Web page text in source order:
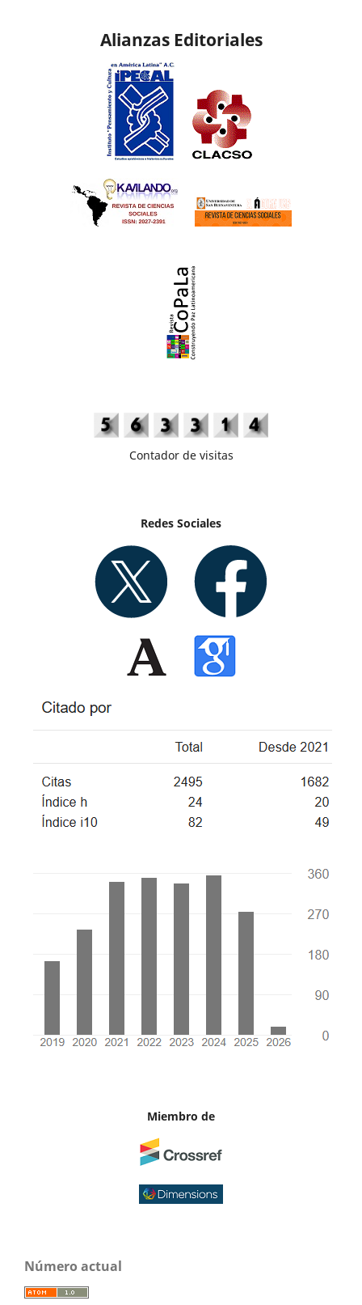
Alianzas Editoriales
Contador de visitas
Redes Sociales
Miembro de
Número actual